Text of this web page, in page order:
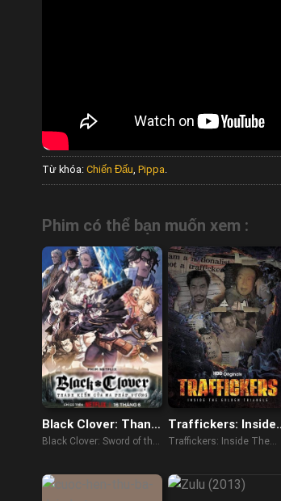
Từ khóa: Chiến Đấu, Pippa.
Phim có thể bạn muốn xem :
Black Clover: Thanh
kiếm của Ma pháp
Black Clover: Sword of the
Traffickers: Inside
The Golden Triangle
Traffickers: Inside The